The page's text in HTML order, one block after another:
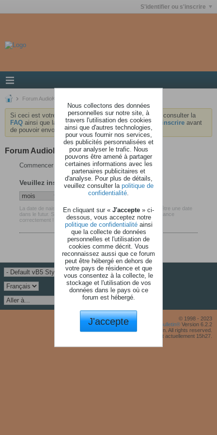
S'identifier ou s'inscrire
Forum AudioKeys
Si ceci est votre première visite, nous vous invitons à consulter la
FAQ ainsi que la chartedu forum . Vous devrez vous inscrire avant
de pouvoir envoyer des messages.
Forum AudioKeys
Commencer votre inscription
Veuillez insérer votre date de naissance
La date de naissance que vous avez renseigné ne peut pas être une date
dans le futur. Soyez certain d'avoir inséré votre date de naissance
correctement !
© 1998 - 2023
Powered by
vBulletin® Version 6.2.2
Copyright © 2026 MH Sub I, LLC dba vBulletin. All rights reserved.
Fuseau horaire GMT +1. Il est actuellement 15h27.
Nous collectons des données
personnelles sur notre site, à
travers l'utilisation des cookies
ainsi que d'autres technologies,
pour vous fournir nos services,
des publicités personnalisées et
pour analyser le trafic. Nous
pouvons être amené à partager
certaines informations avec les
partenaires publicitaires et
d'analyse. Pour plus de détails,
veuillez consulter la politique de
confidentialité
En cliquant sur « J'accepte » ci-
dessous, vous acceptez notre
politique de confidentialitéainsi
que la collecte de données
personnelles et l'utilisation de
cookies comme décrit. Vous
reconnaissez aussi que ce forum
peut être hébergé en dehors de
votre pays de résidence et que
vous consentez à la collecte, le
stockage et l'utilisation de vos
données dans le pays où ce
forum est hébergé.
J'accepte